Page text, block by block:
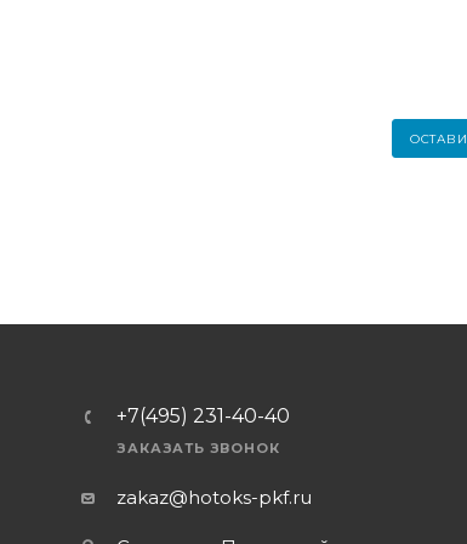
+7(495) 231-40-40
ЗАКАЗАТЬ ЗВОНОК
zakaz@hotoks-pkf.ru